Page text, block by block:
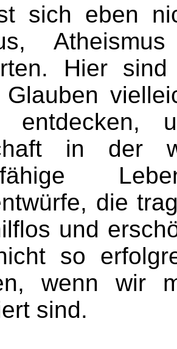
sich eben
Hier
Glauben
entdecken,
in der
die
und
so
wenn wir
sind.